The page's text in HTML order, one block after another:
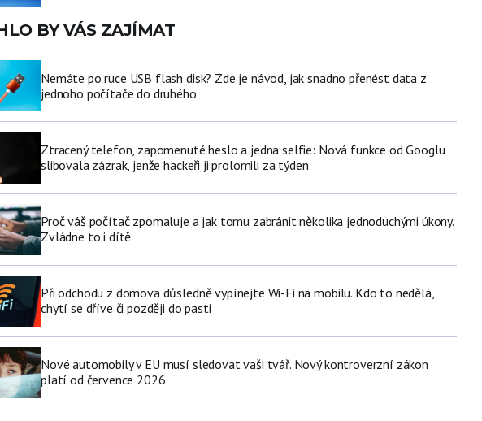
BY VÁS ZAJÍMAT
Nemáte po ruce USB flash disk? Zde je návod, jak snadno přenést data z
jednoho počítače do druhého
Ztracený telefon, zapomenuté heslo a jedna selfie: Nová funkce od Googlu
slibovala zázrak, jenže hackeři ji prolomili za týden
Proč váš počítač zpomaluje a jak tomu zabránit několika jednoduchými úkony.
Zvládne to i dítě
Při odchodu z domova důsledně vypínejte Wi-Fi na mobilu. Kdo to nedělá,
chytí se dříve či později do pasti
Nové automobily v EU musí sledovat vaši tvář. Nový kontroverzní zákon
platí od července 2026